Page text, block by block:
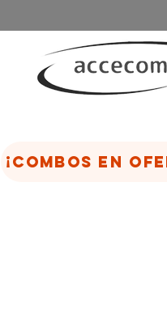
¡COMBOS EN